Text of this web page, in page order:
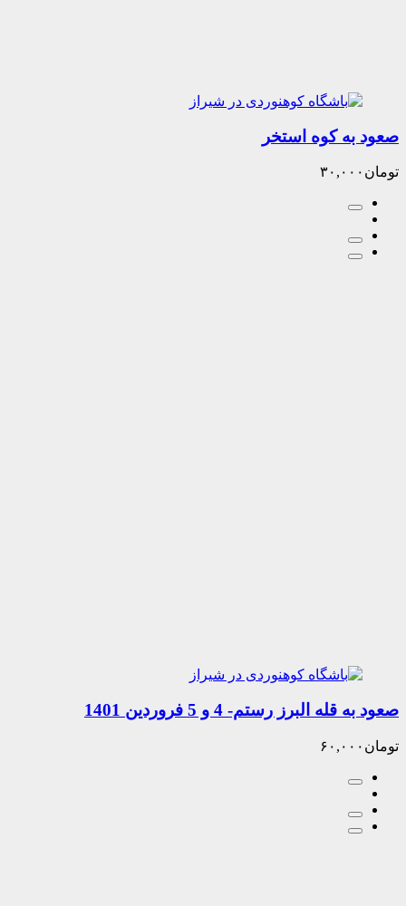
کوه استخر
رستم- 4 و 5 فروردین 1401